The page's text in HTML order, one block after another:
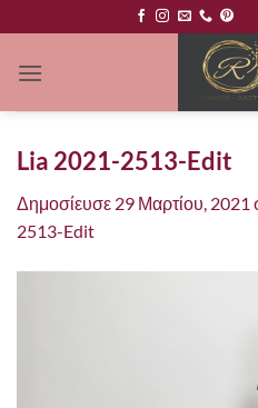
στο
περιεχόμενο
Lia 2021-2513-Edit
Δημοσίευσε 29 Μαρτίου, 2021
2513-Edit